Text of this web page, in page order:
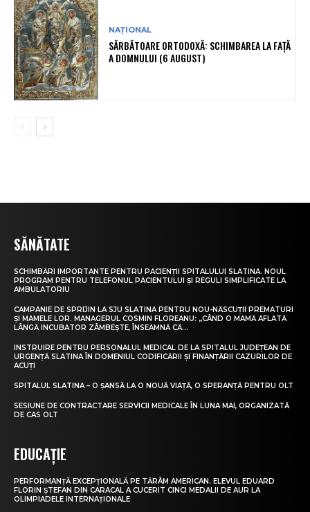
NAȚIONAL
SĂRBĂTOARE ORTODOXĂ: SCHIMBAREA LA FAȚĂ
A DOMNULUI (6 AUGUST)
SĂNĂTATE
SCHIMBĂRI IMPORTANTE PENTRU PACIENȚII SPITALULUI SLATINA. NOUL
PROGRAM PENTRU TELEFONUL PACIENTULUI ȘI REGULI SIMPLIFICATE LA
AMBULATORIU
CAMPANIE DE SPRIJIN LA SJU SLATINA PENTRU NOU-NĂSCUȚII PREMATURI
ȘI MAMELE LOR. MANAGERUL COSMIN FLOREANU: „CÂND O MAMĂ AFLATĂ
LÂNGĂ INCUBATOR ZÂMBEȘTE, ÎNSEAMNĂ CĂ...
INSTRUIRE PENTRU PERSONALUL MEDICAL DE LA SPITALUL JUDEȚEAN DE
URGENȚĂ SLATINA ÎN DOMENIUL CODIFICĂRII ȘI FINANȚĂRII CAZURILOR DE
ACUȚI
SPITALUL SLATINA – O ȘANSĂ LA O NOUĂ VIAȚĂ, O SPERANȚĂ PENTRU OLT
SESIUNE DE CONTRACTARE SERVICII MEDICALE ÎN LUNA MAI, ORGANIZATĂ
DE CAS OLT
EDUCAȚIE
PERFORMANȚĂ EXCEPȚIONALĂ PE TĂRÂM AMERICAN. ELEVUL EDUARD
FLORIN ȘTEFAN DIN CARACAL A CUCERIT CINCI MEDALII DE AUR LA
OLIMPIADELE INTERNAȚIONALE